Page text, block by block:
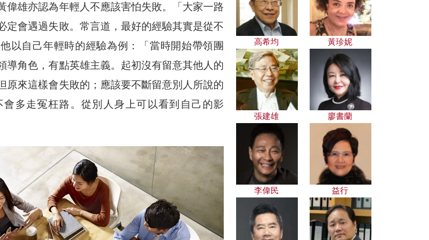
偉雄亦認為年輕人不應該害怕失敗。「大家一路
定會遇過失敗。常言道，最好的經驗其實是從不
以自己年輕時的經驗為例：「當時開始帶領團
導角色，有點英雄主義。起初沒有留意其他人的
原來這樣會失敗的；應該要不斷留意別人所說的
多走冤枉路。從別人身上可以看到自己的影
高希均 黃珍妮
張建雄 廖書蘭
李偉民 益行